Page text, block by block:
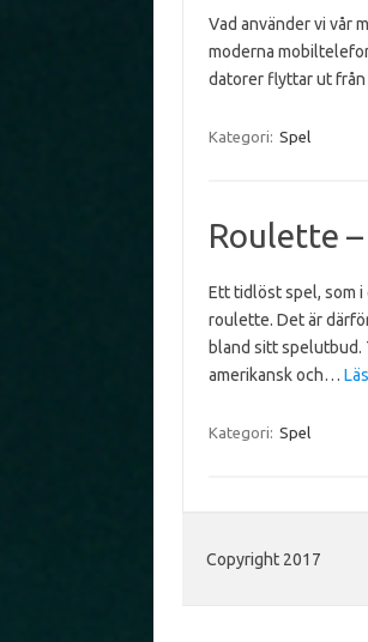
Vad använder vi vår
moderna
datorer flyttar ut från
Kategori: Spel
Roulette
Ett tidlöst spel, som
roulette. Det är
bland sitt spelutbud.
amerikansk och…
Kategori: Spel
Copyright 2017